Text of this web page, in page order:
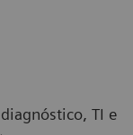
TI e